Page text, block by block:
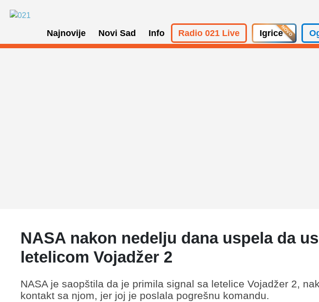
Najnovije Novi Sad Info Radio 021 Live Igrice
NASA nakon nedelju dana uspela da
letelicom Vojadžer 2
NASA je saopštila da je primila signal sa letelice Vojadžer 2,
kontakt sa njom, jer joj je poslala pogrešnu komandu.